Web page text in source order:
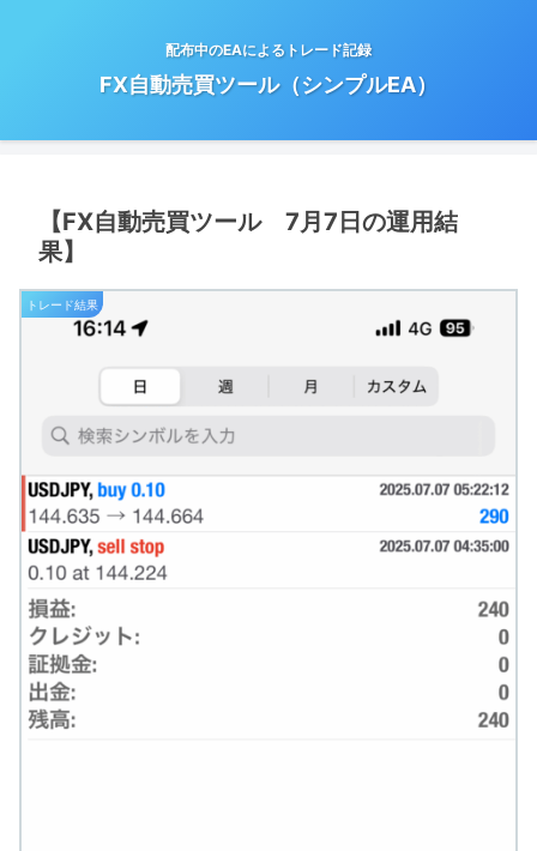
配布中のEAによるトレード記録
FX自動売買ツール（シンプルEA）
【FX自動売買ツール 7月7日の運用結
果】
トレード結果